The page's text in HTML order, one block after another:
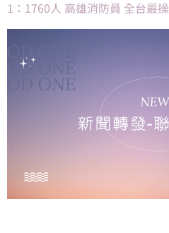
1：1760人 高雄消防員 全台最操